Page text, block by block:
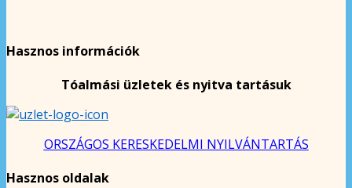
Hasznos információk
Tóalmási üzletek és nyitva tartásuk
ORSZÁGOS KERESKEDELMI NYILVÁNTARTÁS
Hasznos oldalak